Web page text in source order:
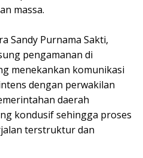
massa.
Sandy Purnama Sakti,
pengamanan di
menekankan komunikasi
dengan perwakilan
daerah
kondusif sehingga proses
terstruktur dan